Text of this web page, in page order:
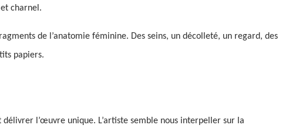
charnel.
de l’anatomie féminine. Des seins, un décolleté, un regard, des
papiers.
l’œuvre unique. L’artiste semble nous interpeller sur la